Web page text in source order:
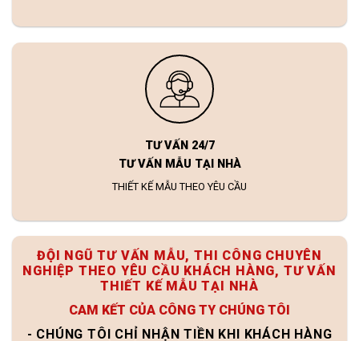
TƯ VẤN 24/7
TƯ VẤN MẪU TẠI NHÀ
THIẾT KẾ MẪU THEO YÊU CẦU
ĐỘI NGŨ TƯ VẤN MẪU, THI CÔNG CHUYÊN
NGHIỆP THEO YÊU CẦU KHÁCH HÀNG, TƯ VẤN
THIẾT KẾ MẪU TẠI NHÀ
CAM KẾT CỦA CÔNG TY CHÚNG TÔI
- CHÚNG TÔI CHỈ NHẬN TIỀN KHI KHÁCH HÀNG